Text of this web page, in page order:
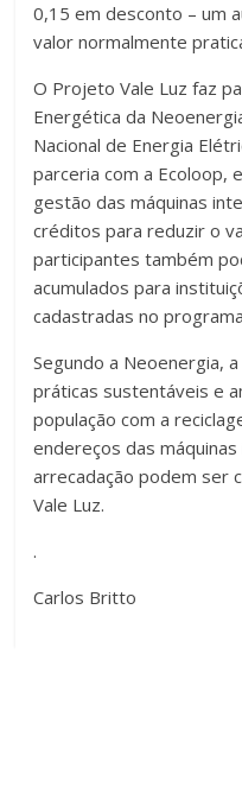
0,15 em desconto – um
valor normalmente
O Projeto Vale Luz faz
Energética da
Nacional de Energia
parceria com a Ecoloop,
gestão das máquinas
créditos para reduzir o
participantes também
acumulados para
cadastradas no
Segundo a Neoenergia,
práticas sustentáveis e
população com a
endereços das
arrecadação podem ser
Vale Luz.
.
Carlos Britto